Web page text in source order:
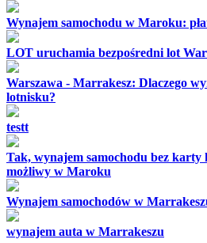
Wynajem samochodu w Maroku:
LOT uruchamia bezpośredni lot
Warszawa - Marrakesz: Dlaczego
lotnisku?
testt
Tak, wynajem samochodu bez
możliwy w Maroku
Wynajem samochodów w
wynajem auta w Marrakeszu